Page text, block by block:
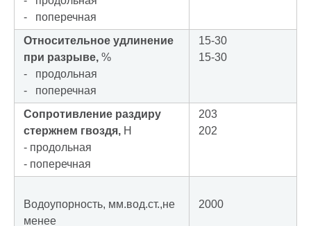
- поперечная
Относительное удлинение
при разрыве, %
- продольная
- поперечная
15-30
15-30
Сопротивление раздиру
стержнем гвоздя, Н
- продольная
- поперечная
203
202
Водоупорность, мм.вод.ст.,не
менее
2000